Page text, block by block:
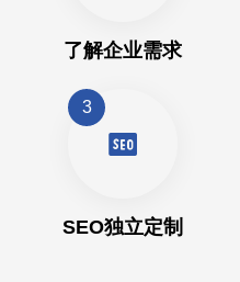
了解企业需求
3
SEO独立定制